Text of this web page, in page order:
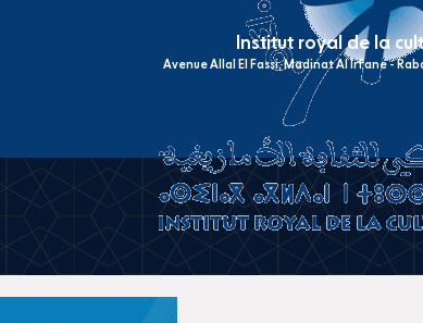
Institut royal de la
Avenue Allal El Fassi, Madinat Al Irfane -